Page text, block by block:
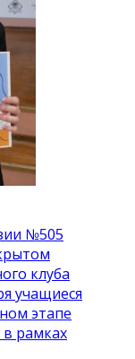
№505
клуба
учащиеся
этапе
в рамках